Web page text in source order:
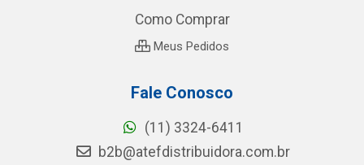
Como Comprar
Meus Pedidos
Fale Conosco
(11) 3324-6411
b2b@atefdistribuidora.com.br